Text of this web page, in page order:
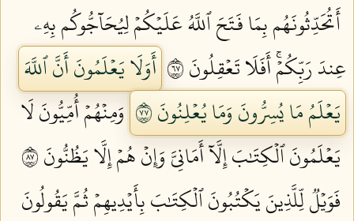
أَتُحَدِّثُونَهُم بِمَا فَتَحَ ٱللَّهُ عَلَيۡكُمۡ لِيُحَآجُّوكُم بِهِۦ
عِندَ رَبِّكُمۡۚ أَفَلَا تَعۡقِلُونَ ٧٦
أَوَلَا يَعۡلَمُونَ أَنَّ ٱللَّهَ
يَعۡلَمُ مَا يُسِرُّونَ وَمَا يُعۡلِنُونَ ٧٧
وَمِنۡهُمۡ أُمِّيُّونَ لَا
يَعۡلَمُونَ ٱلۡكِتَٰبَ إِلَّآ أَمَانِيَّ وَإِنۡ هُمۡ إِلَّا يَظُنُّونَ ٧٨
فَوَيۡلٞ لِّلَّذِينَ يَكۡتُبُونَ ٱلۡكِتَٰبَ بِأَيۡدِيهِمۡ ثُمَّ يَقُولُونَ